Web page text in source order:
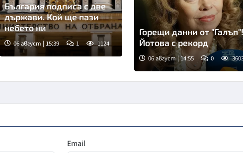
България подписа с две
държави. Кой ще пази
небето ни
06 август | 15:39 1 1124
Снимка: БГНЕС
Горещи данни от "Галъп"!
Йотова с рекорд
06 август | 14:55 0
Email